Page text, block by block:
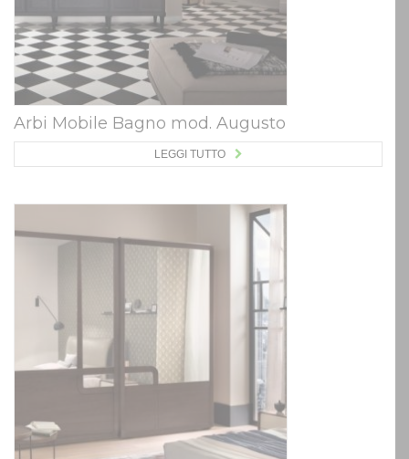
Arbi Mobile Bagno mod. Augusto
LEGGI TUTTO